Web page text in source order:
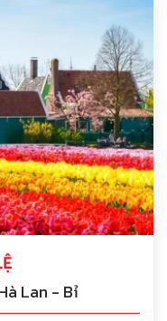
Lan - Bỉ